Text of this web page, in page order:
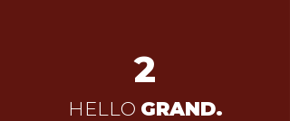
2
HELLO GRAND.